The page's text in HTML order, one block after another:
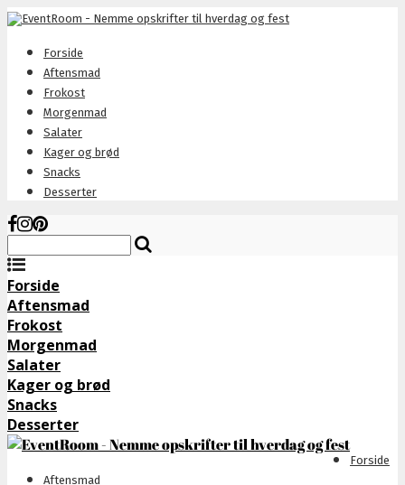
Forside
Aftensmad
Frokost
Morgenmad
Salater
Kager og brød
Snacks
Desserter
Forside
Aftensmad
Frokost
Morgenmad
Salater
Kager og brød
Snacks
Desserter
Forside
Aftensmad